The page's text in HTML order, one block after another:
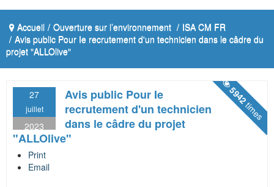
Accueil / Ouverture sur l’environnement / ISA CM FR
/ Avis public Pour Ie recrutement d'un technicien dans le câdre du
projet "ALLOlive"
27
juillet
2023
Avis public Pour Ie
recrutement d'un technicien
dans le câdre du projet
"ALLOlive"
5942
times
Print
Email